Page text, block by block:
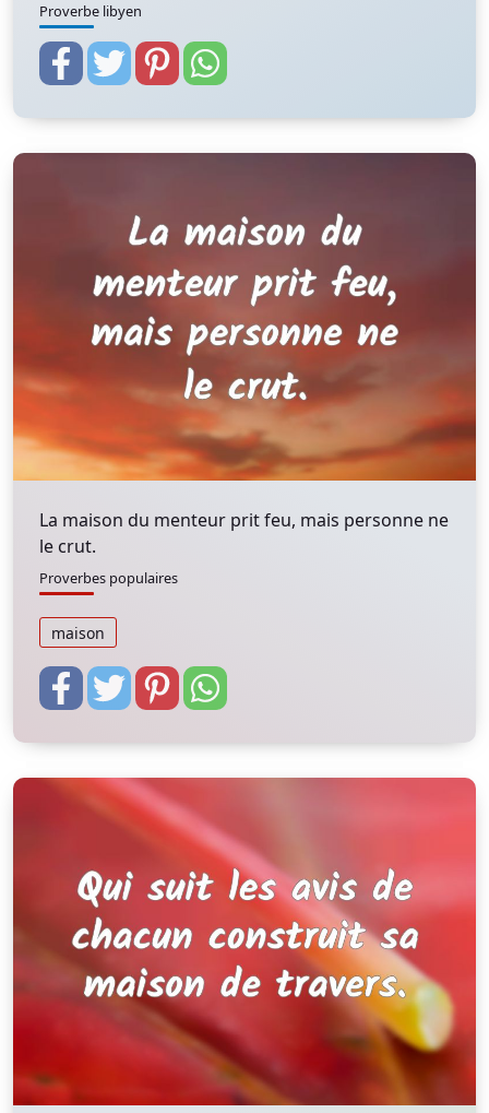
Proverbe libyen
La maison du menteur prit feu, mais personne ne
le crut.
Proverbes populaires
maison